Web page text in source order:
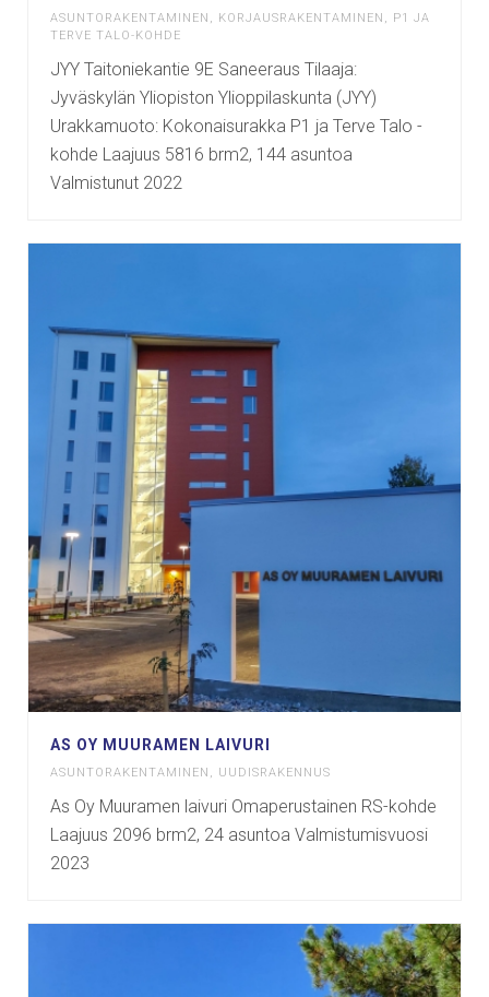
ASUNTORAKENTAMINEN KORJAUSRAKENTAMINEN
P1 JA
TERVE TALO-KOHDE
JYY Taitoniekantie 9E Saneeraus Tilaaja:
Jyväskylän Yliopiston Ylioppilaskunta (JYY)
Urakkamuoto: Kokonaisurakka P1 ja Terve Talo -
kohde Laajuus 5816 brm2, 144 asuntoa
Valmistunut 2022
AS OY MUURAMEN LAIVURI
ASUNTORAKENTAMINEN , UUDISRAKENNUS
As Oy Muuramen laivuri Omaperustainen RS-kohde
Laajuus 2096 brm2, 24 asuntoa Valmistumisvuosi
2023